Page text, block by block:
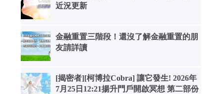
近況更新
金融重置三階段！還沒了解金融重置的朋
友請詳讀
[揭密者][柯博拉Cobra] 讓它發生! 2026年
7月25日12:21揚升門戶開啟冥想 第二部份